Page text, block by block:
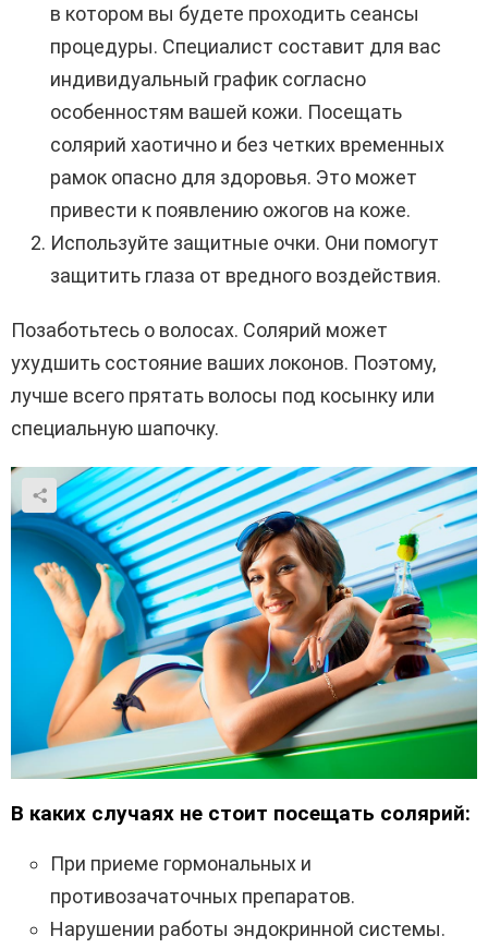
в котором вы будете проходить сеансы
процедуры. Специалист составит для вас
индивидуальный график согласно
особенностям вашей кожи. Посещать
солярий хаотично и без четких временных
рамок опасно для здоровья. Это может
привести к появлению ожогов на коже.
Используйте защитные очки. Они помогут
защитить глаза от вредного воздействия.
Позаботьтесь о волосах. Солярий может
ухудшить состояние ваших локонов. Поэтому,
лучше всего прятать волосы под косынку или
специальную шапочку.
В каких случаях не стоит посещать солярий:
При приеме гормональных и
противозачаточных препаратов.
Нарушении работы эндокринной системы.